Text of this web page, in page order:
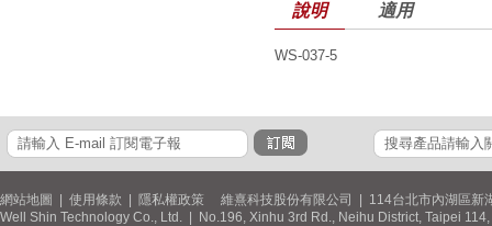
說明 適用
WS-037-5
網站地圖 使用條款 隱私權政策 維熹科技股份有限公司 | 114台北市內湖區新
Well Shin Technology Co., Ltd. | No.196, Xinhu 3rd Rd., Neihu District, Taipei